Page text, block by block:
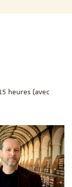
heures (avec